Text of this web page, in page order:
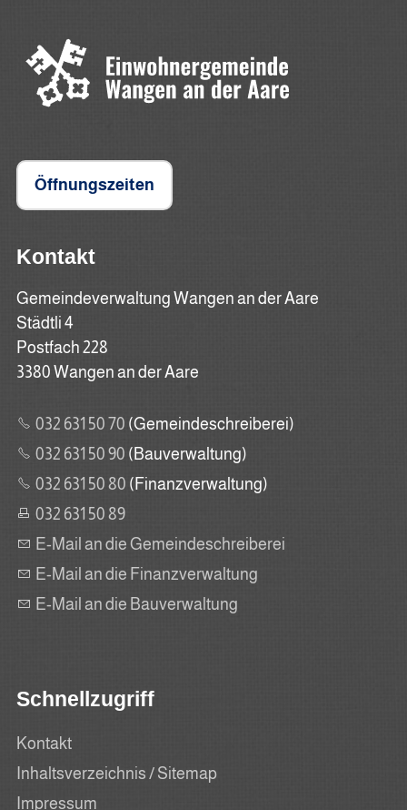
Öffnungszeiten
Kontakt
Gemeindeverwaltung Wangen an der Aare
Städtli 4
Postfach 228
3380 Wangen an der Aare
032 631 50 70 (Gemeindeschreiberei)
032 631 50 90 (Bauverwaltung)
032 631 50 80 (Finanzverwaltung)
032 631 50 89
E-Mail an die Gemeindeschreiberei
E-Mail an die Finanzverwaltung
E-Mail an die Bauverwaltung
Schnellzugriff
Kontakt
Inhaltsverzeichnis / Sitemap
Impressum